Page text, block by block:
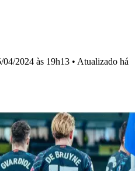
04/2024 às 19h13 • Atualizado há